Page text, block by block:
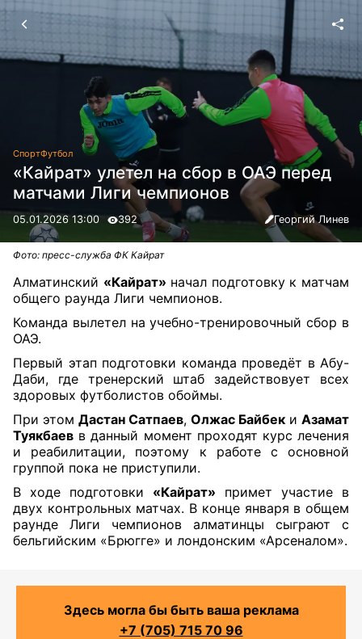
СпортФутбол
«Кайрат» улетел на сбор в ОАЭ перед
матчами Лиги чемпионов
05.01.2026 13:00 392 Георгий Линев
Фото: пресс-служба ФК Кайрат
Алматинский «Кайрат» начал подготовку к матчам
общего раунда Лиги чемпионов.
Команда вылетел на учебно-тренировочный сбор в
ОАЭ.
Первый этап подготовки команда проведёт в Абу-
Даби, где тренерский штаб задействовует всех
здоровых футболистов обоймы.
При этом Дастан Сатпаев, Олжас Байбек и Азамат
Туякбаев в данный момент проходят курс лечения
и реабилитации, поэтому к работе с основной
группой пока не приступили.
В ходе подготовки «Кайрат» примет участие в
двух контрольных матчах. В конце января в общем
раунде Лиги чемпионов алматинцы сыграют с
бельгийским «Брюгге» и лондонским «Арсеналом».
Здесь могла бы быть ваша реклама
+7 (705) 715 70 96